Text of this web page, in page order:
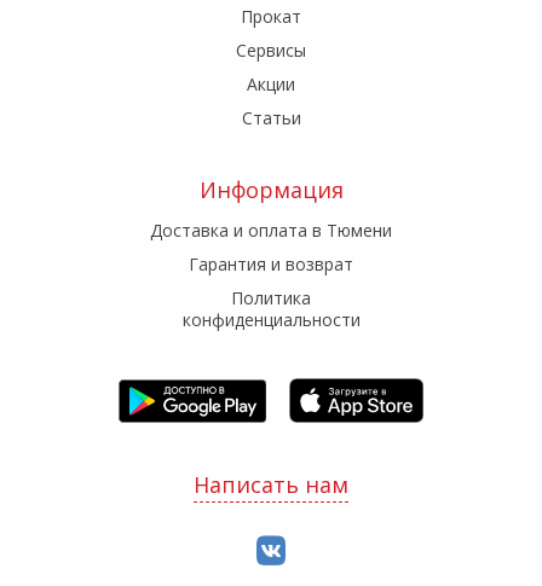
Прокат
Сервисы
Акции
Статьи
Информация
Доставка и оплата в Тюмени
Гарантия и возврат
Политика
конфиденциальности
Написать нам